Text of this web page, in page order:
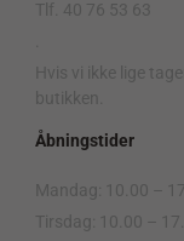
Tlf. 40 76 53 63
Hvis vi ikke lige
butikken.
Åbningstider
Mandag: 10.00 –
Tirsdag: 10.00 –